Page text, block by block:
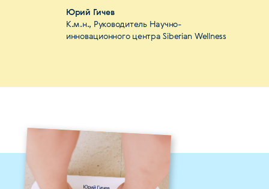
Юрий Гичев
К.м.н., Руководитель Научно-
инновационного центра Siberian Wellness